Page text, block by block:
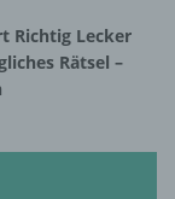
Richtig Lecker
Rätsel –